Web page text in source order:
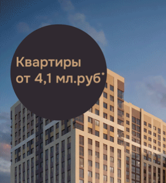
«Внимание! Угроза атаки БПЛА на
Рязанской области. Не подходите
Вы на улице — зайдите в
Оставайтесь в безопасном месте
Единый номер вызова экстренных
служб „112“», — говорится в